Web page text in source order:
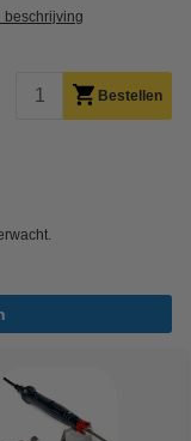
beschrijving
Bestellen